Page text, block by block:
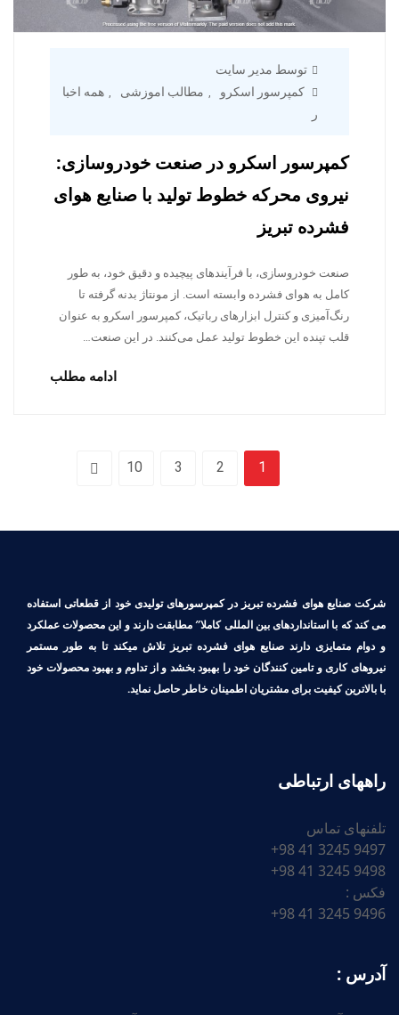
توسط مدیر سایت
کمپرسور اسکرو
, مطالب اموزشی , همه اخبا
ر
کمپرسور اسکرو در صنعت خودروسازی:
نیروی محرکه خطوط تولید با صنایع هوای
فشرده تبریز
صنعت خودروسازی، با فرآیندهای پیچیده و دقیق خود، به طور
کامل به هوای فشرده وابسته است. از مونتاژ بدنه گرفته تا
رنگ‌آمیزی و کنترل ابزارهای رباتیک، کمپرسور اسکرو به عنوان
قلب تپنده این خطوط تولید عمل می‌کنند. در این صنعت…
ادامه مطلب
1
2
3
10
شرکت صنایع هوای فشرده تبریز در کمپرسورهای تولیدی خود از قطعاتی استفاده
می کند که با استانداردهای بین المللی کاملا″ مطابقت دارند و این محصولات عملکرد
و دوام متمایزی دارند صنایع هوای فشرده تبریز تلاش میکند تا به طور مستمر
نیروهای کاری و تامین کنندگان خود را بهبود بخشد و از تداوم و بهبود محصولات خود
با بالاترین کیفیت برای مشتریان اطمینان خاطر حاصل نماید.
راههای ارتباطی
تلفنهای تماس
9497 3245 41 98+
9498 3245 41 98+
فکس :
9496 3245 41 98+
آدرس :